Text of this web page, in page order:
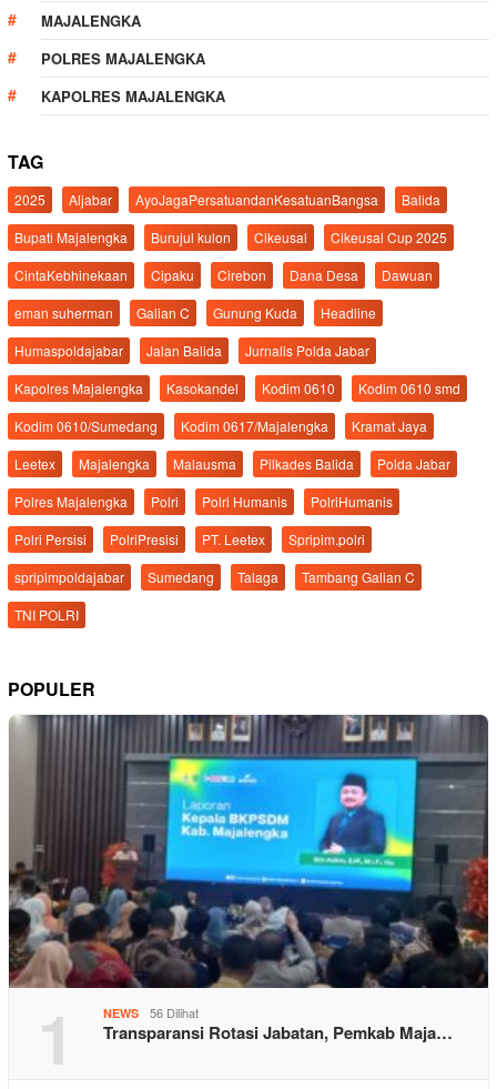
MAJALENGKA
POLRES MAJALENGKA
KAPOLRES MAJALENGKA
TAG
2025 Aljabar AyoJagaPersatuandanKesatuanBangsa
Balida
Bupati Majalengka
Burujul kulon Cikeusal
Cikeusal Cup 2025
CintaKebhinekaan
Cipaku Cirebon Dana Desa
Dawuan
eman suherman
Galian C Gunung Kuda
Headline
Humaspoldajabar
Jalan Balida
Jurnalis Polda Jabar
Kapolres Majalengka
Kasokandel Kodim 0610
Kodim 0610 smd
Kodim 0610/Sumedang
Kodim 0617/Majalengka
Kramat Jaya
Leetex
Majalengka Malausma Pilkades Balida
Polda Jabar
Polres Majalengka
Polri Polri Humanis
PolriHumanis
Polri Persisi
PolriPresisi PT. Leetex
Spripim.polri
spripimpoldajabar
Sumedang Talaga
Tambang Galian C
TNI POLRI
POPULER
1 NEWS 56 Dilihat
Transparansi Rotasi Jabatan, Pemkab Maja…